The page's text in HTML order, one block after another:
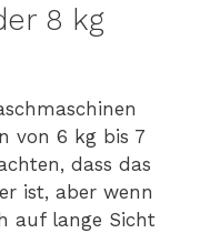
8 kg
von 6 kg bis 7
dass das
ist, aber wenn
auf lange Sicht